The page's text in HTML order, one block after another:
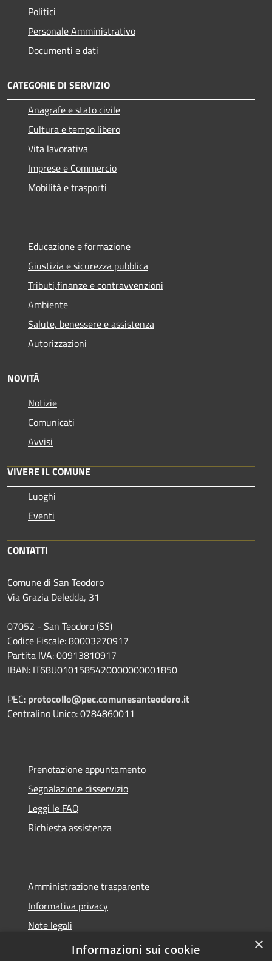
Politici
Personale Amministrativo
Documenti e dati
CATEGORIE DI SERVIZIO
Anagrafe e stato civile
Cultura e tempo libero
Vita lavorativa
Imprese e Commercio
Mobilità e trasporti
Educazione e formazione
Giustizia e sicurezza pubblica
Tributi,finanze e contravvenzioni
Ambiente
Salute, benessere e assistenza
Autorizzazioni
NOVITÀ
Notizie
Comunicati
Avvisi
VIVERE IL COMUNE
Luoghi
Eventi
CONTATTI
Comune di San Teodoro
Via Grazia Deledda, 31
07052 - San Teodoro (SS)
Codice Fiscale: 80003270917
Partita IVA: 00913810917
IBAN: IT68U0101585420000000001850
PEC: protocollo@pec.comunesanteodoro.it
Centralino Unico: 0784860011
Prenotazione appuntamento
Segnalazione disservizio
Leggi le FAQ
Richiesta assistenza
Amministrazione trasparente
Informativa privacy
Note legali
Dichiarazione di accessibilità
×
Informazioni sui cookie